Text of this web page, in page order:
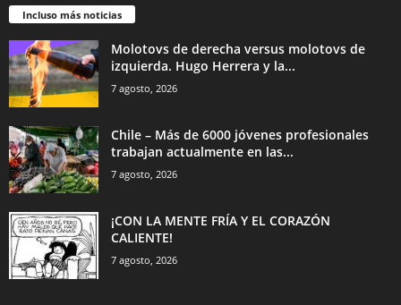
Incluso más noticias
Molotovs de derecha versus molotovs de
izquierda. Hugo Herrera y la...
7 agosto, 2026
Chile – Más de 6000 jóvenes profesionales
trabajan actualmente en las...
7 agosto, 2026
¡CON LA MENTE FRÍA Y EL CORAZÓN
CALIENTE!
7 agosto, 2026